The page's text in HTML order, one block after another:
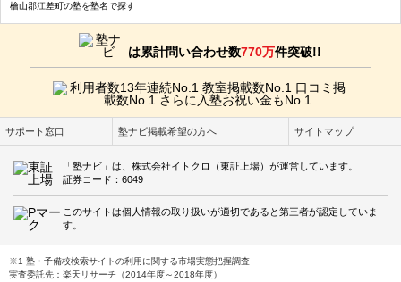
檜山郡江差町の塾を塾名で探す
は累計問い合わせ数770万件突破!!
サポート窓口 塾ナビ掲載希望の方へ サイトマップ
「塾ナビ」は、株式会社イトクロ（東証上場）が運営しています。
証券コード：6049
このサイトは個人情報の取り扱いが適切であると第三者が認定していま
す。
※1 塾・予備校検索サイトの利用に関する市場実態把握調査
実査委託先：楽天リサーチ（2014年度～2018年度）